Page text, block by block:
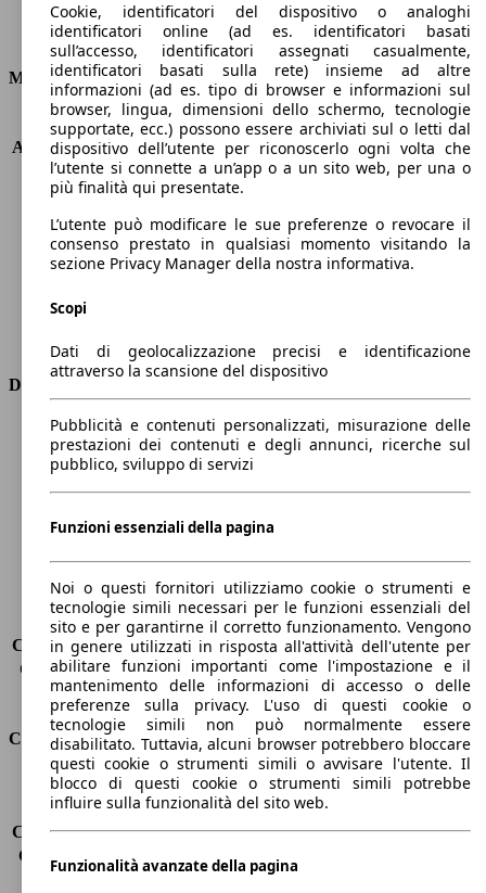
Consumi
Motore e Prestazioni
KW (PS)
61 kW (83 PS)
Accelerazione (0-100 km/h)
13.6s
Velocità massima (km/h)
166 km/h
Numero di marce
5
Coppia
118 nm
Cilindrata
1199 ccm
Carburante
Benzina
Trasmissione
Dimensioni
Lunghezza
4160 mm
Altezza
1560 mm
Larghezza
Peso massimo
1580 kg
Sedili
5
Carico sul tetto
-
Capacità di traino (senza freni) -
Capacità di traino (con freni)
1100 kg
Volume del bagagliaio
350 - 1200 l
Consumi
Emissioni di CO2*
114 g/km (komb.)
Consumo (urbano)
5.8 l/100km
Consumo (extra-urbano) 4.5 l/100km
Consumo (combinato)*
5.0 l/100km
Cookie, identificatori del dispositivo o analoghi
identificatori online (ad es. identificatori basati
sull’accesso, identificatori assegnati casualmente,
identificatori basati sulla rete) insieme ad altre
informazioni (ad es. tipo di browser e informazioni sul
browser, lingua, dimensioni dello schermo, tecnologie
supportate, ecc.) possono essere archiviati sul o letti dal
dispositivo dell’utente per riconoscerlo ogni volta che
l’utente si connette a un’app o a un sito web, per una o
più finalità qui presentate.
L’utente può modificare le sue preferenze o revocare il
consenso prestato in qualsiasi momento visitando la
sezione Privacy Manager della nostra informativa.
Scopi
Dati di geolocalizzazione precisi e identificazione
attraverso la scansione del dispositivo
Pubblicità e contenuti personalizzati, misurazione delle
prestazioni dei contenuti e degli annunci, ricerche sul
pubblico, sviluppo di servizi
Funzioni essenziali della pagina
Noi o questi fornitori utilizziamo cookie o strumenti e
tecnologie simili necessari per le funzioni essenziali del
sito e per garantirne il corretto funzionamento. Vengono
in genere utilizzati in risposta all'attività dell'utente per
abilitare funzioni importanti come l'impostazione e il
mantenimento delle informazioni di accesso o delle
preferenze sulla privacy. L'uso di questi cookie o
tecnologie simili non può normalmente essere
disabilitato. Tuttavia, alcuni browser potrebbero bloccare
questi cookie o strumenti simili o avvisare l'utente. Il
blocco di questi cookie o strumenti simili potrebbe
influire sulla funzionalità del sito web.
Funzionalità avanzate della pagina